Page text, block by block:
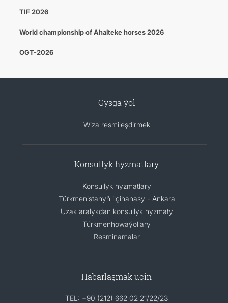
TIF 2026
World championship of Ahalteke horses 2026
OGT-2026
Gysga ýol
Wiza resmileşdirmek
Konsullyk hyzmatlary
Konsullyk hyzmatlary
Türkmenistanyň ilçihanasy - Ankara
Uzak aralykdan konsullyk hyzmaty
Türkmenhowaýollary
Resminamalar
Habarlaşmak üçin
TEL: +90 (212) 662 02 21/22/23